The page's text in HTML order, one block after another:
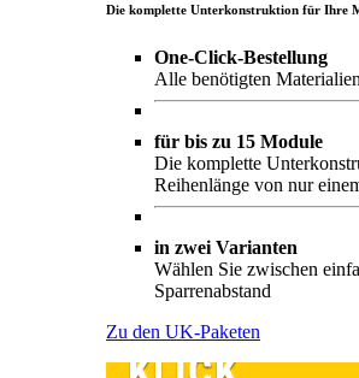
Die komplette Unterkonstruktion für Ihre
One-Click-Bestellung
Alle benötigten
für bis zu 15 Module
Die komplette
Reihenlänge von nur
in zwei Varianten
Wählen Sie zwischen
Sparrenabstand
Zu den UK-Paketen